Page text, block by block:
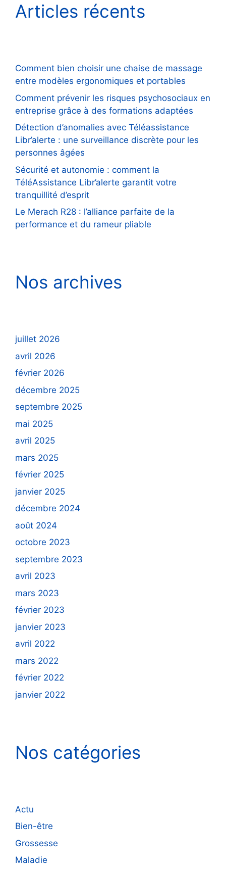
Articles récents
Comment bien choisir une chaise de massage
entre modèles ergonomiques et portables
Comment prévenir les risques psychosociaux en
entreprise grâce à des formations adaptées
Détection d’anomalies avec Téléassistance
Libr’alerte : une surveillance discrète pour les
personnes âgées
Sécurité et autonomie : comment la
TéléAssistance Libr’alerte garantit votre
tranquillité d’esprit
Le Merach R28 : l’alliance parfaite de la
performance et du rameur pliable
Nos archives
juillet 2026
avril 2026
février 2026
décembre 2025
septembre 2025
mai 2025
avril 2025
mars 2025
février 2025
janvier 2025
décembre 2024
août 2024
octobre 2023
septembre 2023
avril 2023
mars 2023
février 2023
janvier 2023
avril 2022
mars 2022
février 2022
janvier 2022
Nos catégories
Actu
Bien-être
Grossesse
Maladie